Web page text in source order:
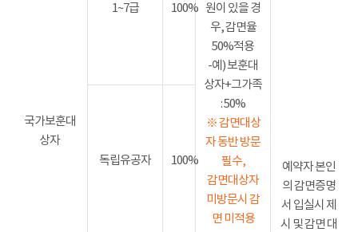
국가보훈대
상자
1~7급 100% 원이 있을 경
우, 감면율
50%적용
-예) 보훈대
상자+그가족
: 50%
※ 감면대상
자 동반 방문
필수,
감면대상자
미방문시 감
면 미적용
예약자 본인
의 감면증명
서 입실시 제
시 및 감면 대
독립유공자 100%